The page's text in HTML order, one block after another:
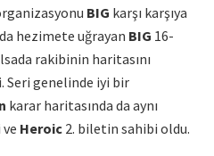
BIG karşı karşıya
hezimete uğrayan BIG 16-
rakibinin haritasını
Seri genelinde iyi bir
karar haritasında da aynı
Heroic 2. biletin sahibi oldu.